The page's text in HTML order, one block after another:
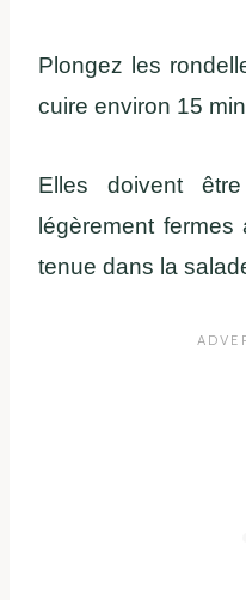
Plongez les
cuire environ 15
Elles doivent
légèrement
tenue dans la